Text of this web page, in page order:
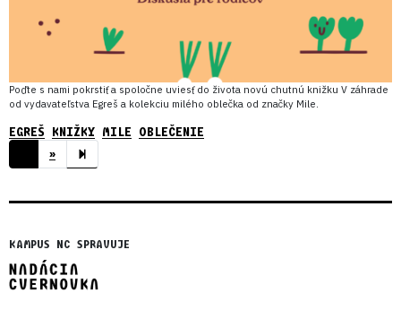
Poďte s nami pokrstiť a spoločne uviesť do života novú chutnú knižku V záhrade
od vydavateľstva Egreš a kolekciu milého oblečka od značky Mile.
EGREŠ KNIŽKY MILE OBLEČENIE
»NEXT PAGE
KAMPUS NC SPRAVUJE